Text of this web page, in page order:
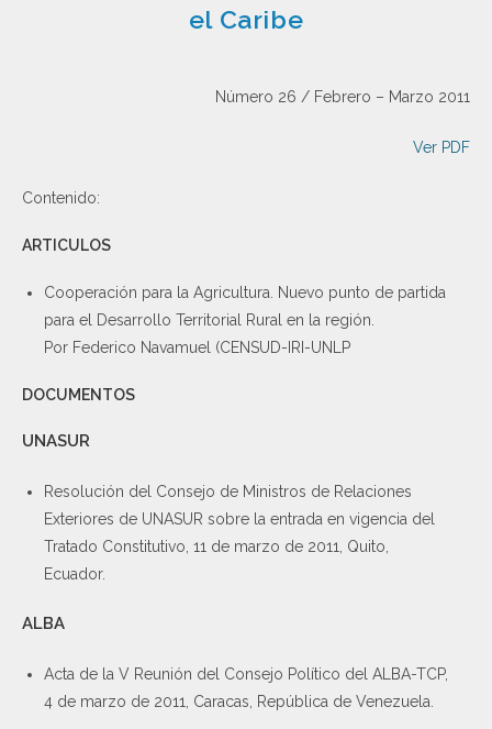
el Caribe
Número 26 / Febrero – Marzo 2011
Ver PDF
Contenido:
ARTICULOS
Cooperación para la Agricultura. Nuevo punto de partida
para el Desarrollo Territorial Rural en la región.
Por Federico Navamuel (CENSUD-IRI-UNLP
DOCUMENTOS
UNASUR
Resolución del Consejo de Ministros de Relaciones
Exteriores de UNASUR sobre la entrada en vigencia del
Tratado Constitutivo, 11 de marzo de 2011, Quito,
Ecuador.
ALBA
Acta de la V Reunión del Consejo Político del ALBA-TCP,
4 de marzo de 2011, Caracas, República de Venezuela.